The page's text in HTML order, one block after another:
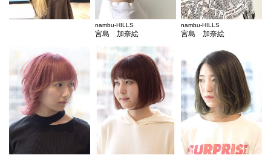
nambu-HILLS
宮島 加奈絵
nambu-HILLS
宮島 加奈絵